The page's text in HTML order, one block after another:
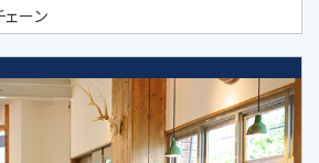
シュ化等の加工、統計化の
り特定の個人を識別できない
たデータまたは統計情報
）の作成のため、及び当該加
タまたは統計データの第三者
ーン